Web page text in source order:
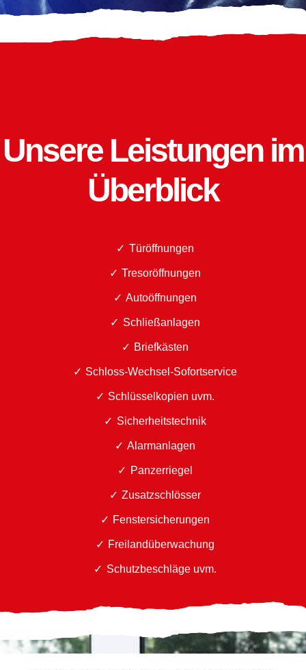
Unsere Leistungen im
Überblick
Türöffnungen
Tresoröffnungen
Autoöffnungen
Schließanlagen
Briefkästen
Schloss-Wechsel-Sofortservice
Schlüsselkopien uvm.
Sicherheitstechnik
Alarmanlagen
Panzerriegel
Zusatzschlösser
Fenstersicherungen
Freilandüberwachung
Schutzbeschläge uvm.